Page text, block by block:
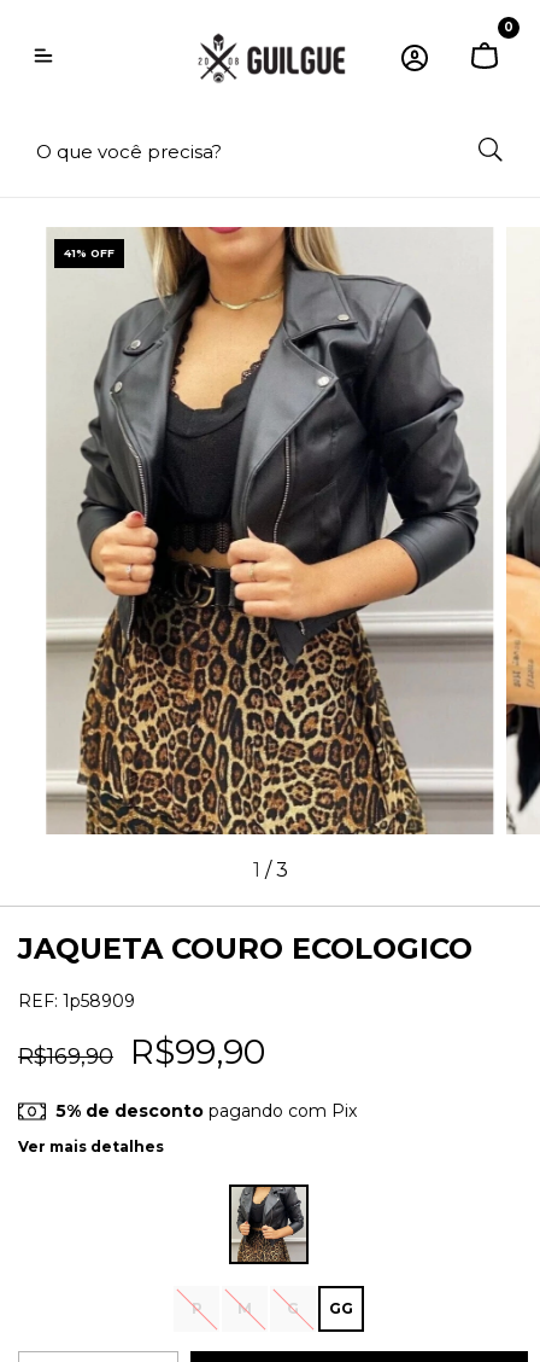
0
41% OFF
1 /3
JAQUETA COURO ECOLOGICO
REF: 1p58909
R$169,90 R$99,90
5% de desconto pagando com Pix
Ver mais detalhes
P M G GG